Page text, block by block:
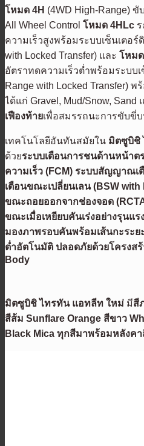
โหมด 4H (4WD High-Range)
All Wheel Control โหมด 4HLc
ความเร็วสูงพร้อมระบบเซ็นเตอร์
with Locked Transfer) และ โหม
อัตราทดความเร็วต่ำพร้อมระบบ
Range with Locked Transfer) พ
ได้แก่ Gravel, Mud/Snow, Sand
เฟืองท้ายเพื่อสมรรถนะการขับขี่
เทคโนโลยีอันทันสมัยใน มิตซูบิชิ
ด้วยระบบเตือนการชนด้านหน้าต
ความเร็ว (FCM) ระบบสัญญาณเ
เตือนขณะเปลี่ยนเลน(BSW with
ขณะถอยออกจากช่องจอด
ขณะเมื่อเหยียบคันเร่งอย่างรุนแร
มองภาพรอบคันพร้อมเส้นกะระย
ต่ำอัตโนมัติ ปลอดภัยด้วยโครงส
Body
มิตซูบิชิ ไทรทัน แอทลีท ใหม่ มีสี
สีส้ม Sunflare Orange สีขาว
Black Mica ทุกสีมาพร้อมหลังค